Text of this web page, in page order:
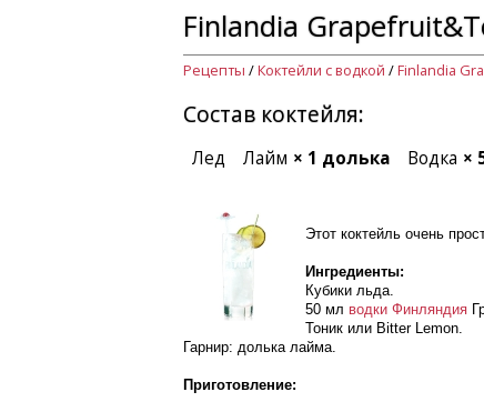
Finlandia
Рецепты /Коктейли с водкой /Finlandia
Состав коктейля:
Лед Лайм × 1 долька Водка ×
Этот коктейль очень
Ингредиенты:
Кубики льда.
50 мл водки Финляндия
Тоник или Bitter Lemon.
Гарнир: долька лайма.
Приготовление: